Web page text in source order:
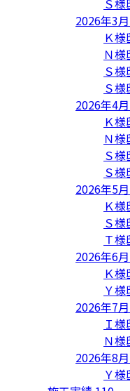
Ｓ様
2026年3月
Ｋ様
Ｎ様
Ｓ様
Ｓ様
2026年4月
Ｋ様
Ｎ様
Ｓ様
Ｓ様
2026年5月
Ｋ様
Ｓ様
Ｔ様
2026年6月
Ｋ様
Ｙ様
2026年7月
Ｉ様
Ｎ様
2026年8月
Ｙ様